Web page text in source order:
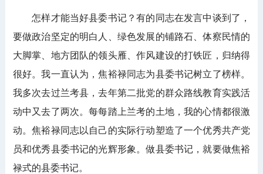
怎样才能当好县委书记？有的同志在发言中谈到了，
要做政治坚定的明白人、绿色发展的铺路石、体察民情的
大脚掌、地方团队的领头雁、作风建设的打铁匠，归纳得
很好。我一直认为，焦裕禄同志为县委书记树立了榜样。
我多次去过兰考县，去年第二批党的群众路线教育实践活
动中又去了两次。每每踏上兰考的土地，我的心情都很激
动。焦裕禄同志以自己的实际行动塑造了一个优秀共产党
员和优秀县委书记的光辉形象。做县委书记，就要做焦裕
禄式的县委书记。